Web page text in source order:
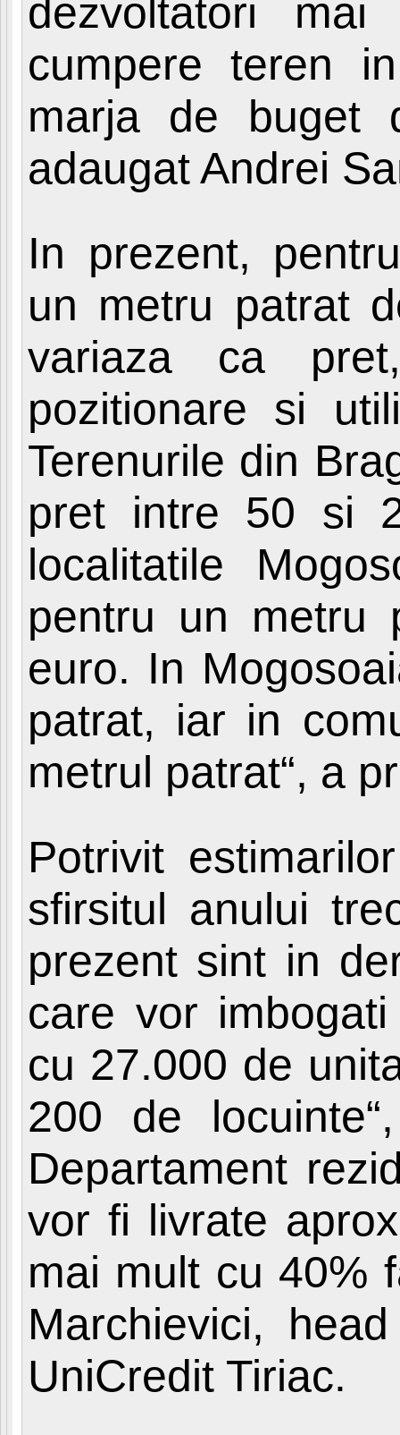
dezvoltatori
cumpere teren
marja de buget
adaugat Andrei
In prezent,
un metru patrat
variaza ca
pozitionare si
Terenurile din
pret intre 50 si
localitatile
pentru un metru
euro. In
patrat, iar in
metrul patrat“, a
Potrivit
sfirsitul anului
prezent sint in
care vor
cu 27.000 de
200 de
Departament
vor fi livrate
mai mult cu 40%
Marchievici,
UniCredit Tiriac.